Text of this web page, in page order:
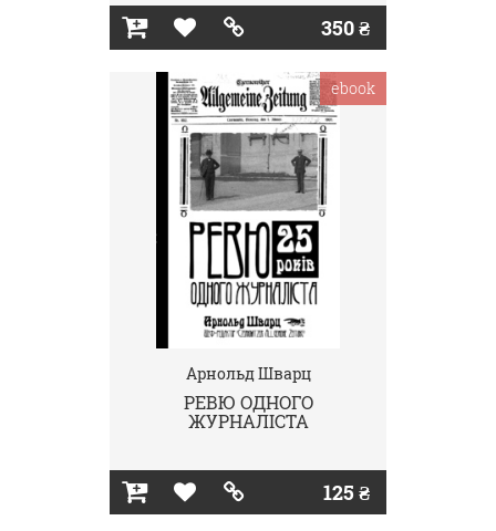
350 ₴
Арнольд Шварц
РЕВЮ ОДНОГО
ЖУРНАЛІСТА
125 ₴
ebook